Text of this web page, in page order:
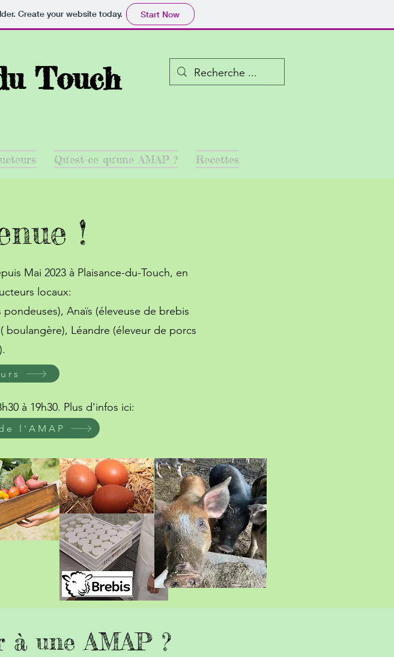
Create your website today. Start Now
Touch Log In
Qu'est-ce qu'une AMAP ? Recettes
!
Mai 2023 à Plaisance-du-Touch, en
locaux:
Anaïs (éleveuse de brebis
boulangère), Léandre (éleveur de porcs
à 19h30. Plus d'infos ici:
l'AMAP
à une AMAP ?